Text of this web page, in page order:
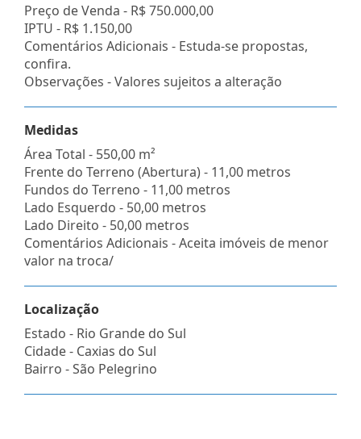
Preço de Venda - R$ 750.000,00
IPTU - R$ 1.150,00
Comentários Adicionais - Estuda-se propostas,
confira.
Observações - Valores sujeitos a alteração
Medidas
Área Total - 550,00 m²
Frente do Terreno (Abertura) - 11,00 metros
Fundos do Terreno - 11,00 metros
Lado Esquerdo - 50,00 metros
Lado Direito - 50,00 metros
Comentários Adicionais - Aceita imóveis de menor
valor na troca/
Localização
Estado - Rio Grande do Sul
Cidade - Caxias do Sul
Bairro -São Pelegrino